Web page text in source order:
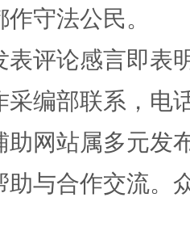
有效落实 一纸欠
守法公民。
表评论感言即表
采编部联系，电
助网站属多元发
助与合作交流。